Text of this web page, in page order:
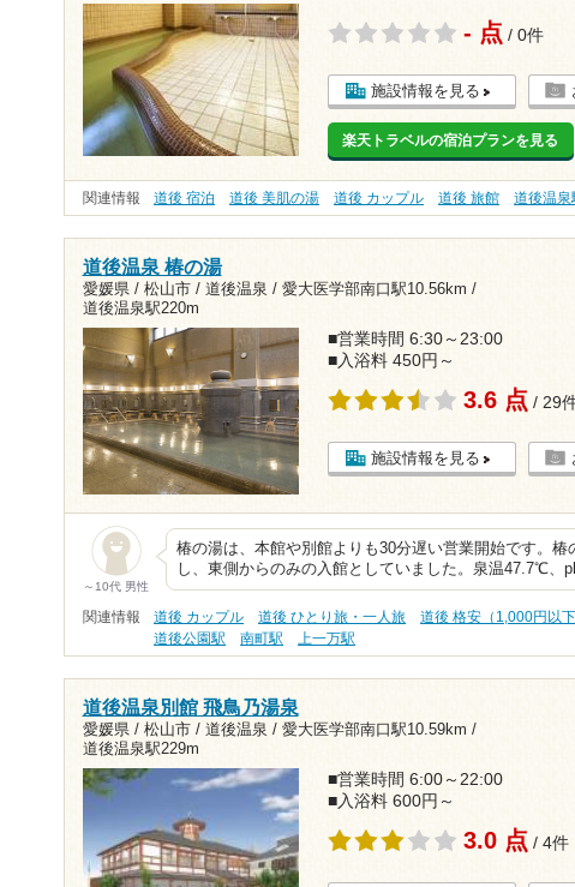
- 点 / 0件
施設情報を見る
楽天トラベルの宿泊プランを見る
関連情報 道後 宿泊 道後 美肌の湯 道後 カップル 道後 旅館 道後温泉
道後温泉 椿の湯
愛媛県 / 松山市 / 道後温泉 / 愛大医学部南口駅10.56km /
道後温泉駅220m
■営業時間 6:30～23:00
■入浴料 450円～
3.6 点 / 29
施設情報を見る
～10代 男性
椿の湯は、本館や別館よりも30分遅い営業開始です。
し、東側からのみの入館としていました。泉温47.7℃、
関連情報 道後 カップル 道後 ひとり旅・一人旅 道後 格安（1,000円以下
道後公園駅
南町駅 上一万駅
道後温泉別館 飛鳥乃湯泉
愛媛県 / 松山市 / 道後温泉 / 愛大医学部南口駅10.59km /
道後温泉駅229m
■営業時間 6:00～22:00
■入浴料 600円～
3.0 点 / 4件